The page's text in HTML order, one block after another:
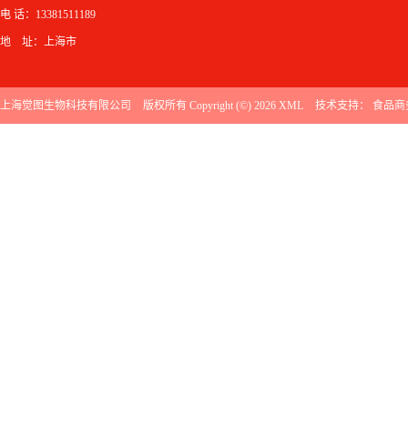
电 话：13381511189
地 址：上海市
上海觉图生物科技有限公司 版权所有 Copyright (©) 2026 XML 技术支持： 食品商